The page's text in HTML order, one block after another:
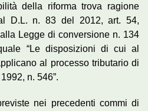
della riforma trova ragione
D.L. n. 83 del 2012, art. 54,
Legge di conversione n. 134
“Le disposizioni di cui al
al processo tributario di
n. 546”.
nei precedenti commi di